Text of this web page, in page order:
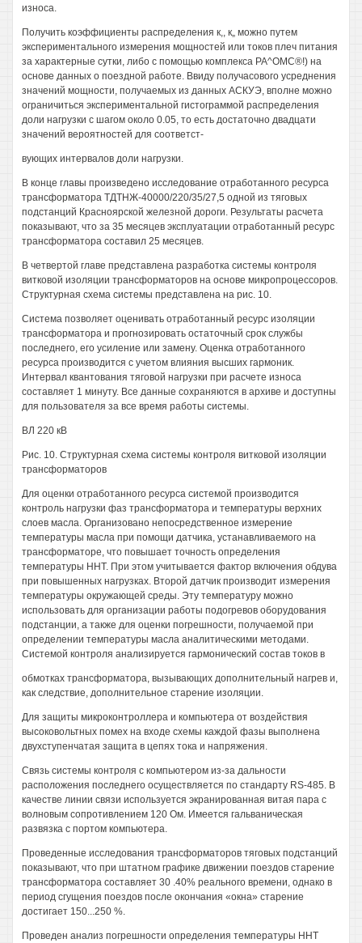
износа.
Получить коэффициенты распределения к,, к„ можно путем
экспериментального измерения мощностей или токов плеч питания
за характерные сутки, либо с помощью комплекса РА^ОМС®!) на
основе данных о поездной работе. Ввиду получасового усреднения
значений мощности, получаемых из данных АСКУЭ, вполне можно
ограничиться экспериментальной гистограммой распределения
доли нагрузки с шагом около 0.05, то есть достаточно двадцати
значений вероятностей для соответст-
вующих интервалов доли нагрузки.
В конце главы произведено исследование отработанного ресурса
трансформатора ТДТНЖ-40000/220/35/27,5 одной из тяговых
подстанций Красноярской железной дороги. Результаты расчета
показывают, что за 35 месяцев эксплуатации отработанный ресурс
трансформатора составил 25 месяцев.
В четвертой главе представлена разработка системы контроля
витковой изоляции трансформаторов на основе микропроцессоров.
Структурная схема системы представлена на рис. 10.
Система позволяет оценивать отработанный ресурс изоляции
трансформатора и прогнозировать остаточный срок службы
последнего, его усиление или замену. Оценка отработанного
ресурса производится с учетом влияния высших гармоник.
Интервал квантования тяговой нагрузки при расчете износа
составляет 1 минуту. Все данные сохраняются в архиве и доступны
для пользователя за все время работы системы.
ВЛ 220 кВ
Рис. 10. Структурная схема системы контроля витковой изоляции
трансформаторов
Для оценки отработанного ресурса системой производится
контроль нагрузки фаз трансформатора и температуры верхних
слоев масла. Организовано непосредственное измерение
температуры масла при помощи датчика, устанавливаемого на
трансформаторе, что повышает точность определения
температуры ННТ. При этом учитывается фактор включения обдува
при повышенных нагрузках. Второй датчик производит измерения
температуры окружающей среды. Эту температуру можно
использовать для организации работы подогревов оборудования
подстанции, а также для оценки погрешности, получаемой при
определении температуры масла аналитическими методами.
Системой контроля анализируется гармонический состав токов в
обмотках трансформатора, вызывающих дополнительный нагрев и,
как следствие, дополнительное старение изоляции.
Для защиты микроконтроллера и компьютера от воздействия
высоковольтных помех на входе схемы каждой фазы выполнена
двухступенчатая защита в цепях тока и напряжения.
Связь системы контроля с компьютером из-за дальности
расположения последнего осуществляется по стандарту RS-485. В
качестве линии связи используется экранированная витая пара с
волновым сопротивлением 120 Ом. Имеется гальваническая
развязка с портом компьютера.
Проведенные исследования трансформаторов тяговых подстанций
показывают, что при штатном графике движении поездов старение
трансформатора составляет 30 .40% реального времени, однако в
период сгущения поездов после окончания «окна» старение
достигает 150...250 %.
Проведен анализ погрешности определения температуры ННТ